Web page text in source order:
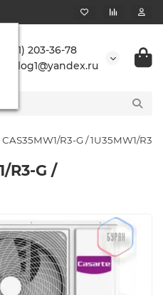
(861) 203-36-78
R3-G / 1U35MW1/R3
R3-G /